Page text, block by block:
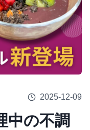
2025-12-09
中の不調